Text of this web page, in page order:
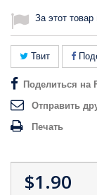
За этот
Твит
Поделиться на
Отправить
Печать
$1.90